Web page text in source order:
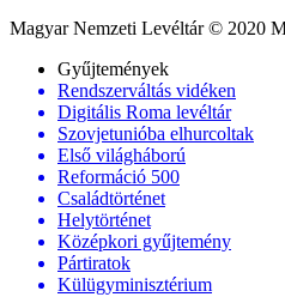
Magyar Nemzeti Levéltár © 2020
Gyűjtemények
Rendszerváltás vidéken
Digitális Roma levéltár
Szovjetunióba elhurcoltak
Első világháború
Reformáció 500
Családtörténet
Helytörténet
Középkori gyűjtemény
Pártiratok
Külügyminisztérium